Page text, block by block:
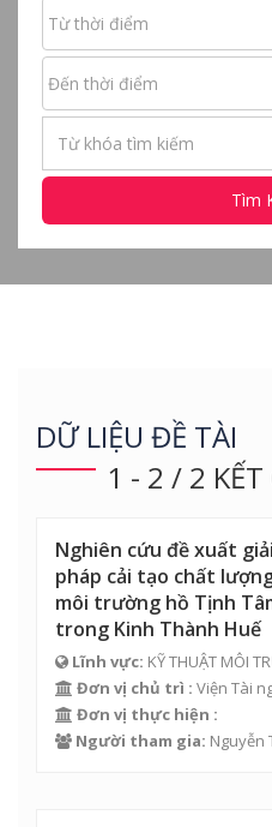
Tìm
DỮ LIỆU ĐỀ TÀI
1 - 2 / 2 KẾT
Nghiên cứu đề xuất giải
pháp cải tạo chất
môi trường hồ Tịnh
trong Kinh Thành Huế
Lĩnh vực: KỸ THUẬT MÔI
Đơn vị chủ trì : Viện Tài
Đơn vị thực hiện :
Người tham gia: Nguyễn